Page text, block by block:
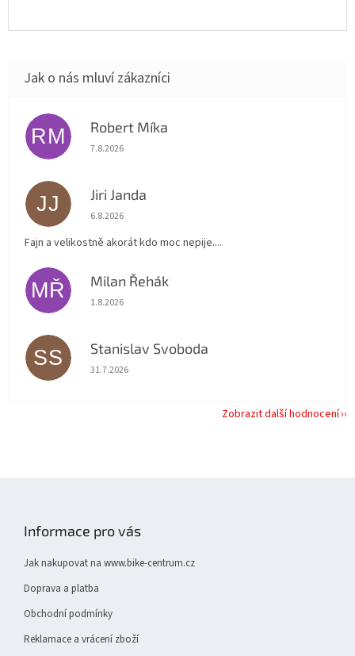
RM Robert Míka
Hodnocení obchodu je 5 z 5 hvězdiček.
7.8.2026
JJ Jiri Janda
Hodnocení obchodu je 5 z 5 hvězdiček.
6.8.2026
Fajn a velikostně akorát kdo moc nepije....
MŘ Milan Řehák
Hodnocení obchodu je 5 z 5 hvězdiček.
1.8.2026
SS Stanislav Svoboda
Hodnocení obchodu je 5 z 5 hvězdiček.
31.7.2026
Zobrazit další hodnocení
Informace pro vás
Jak nakupovat na www.bike-centrum.cz
Doprava a platba
Obchodní podmínky
Reklamace a vrácení zboží